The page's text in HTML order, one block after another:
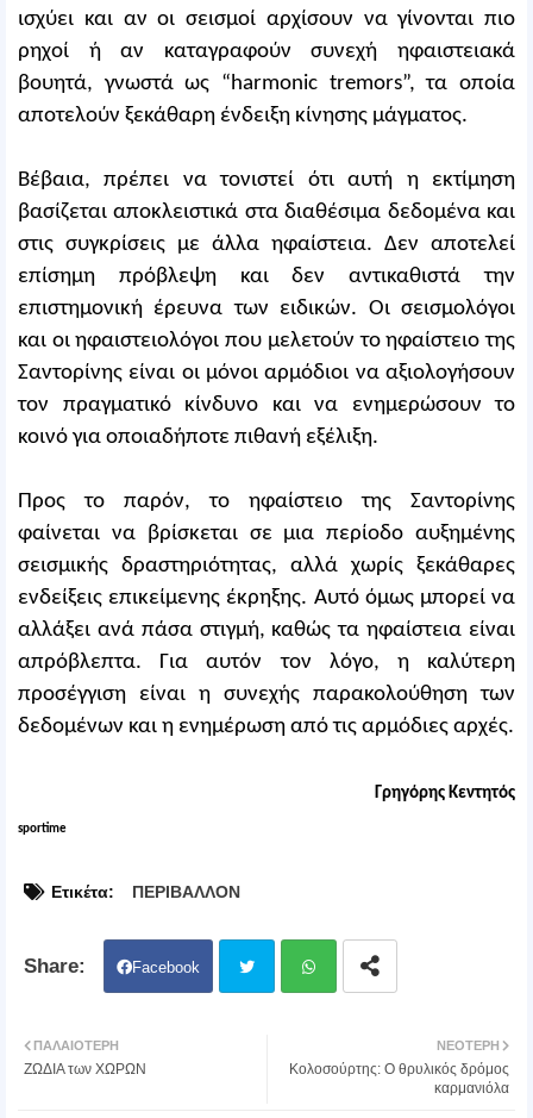
ισχύει και αν οι σεισμοί αρχίσουν να γίνονται πιο
ρηχοί ή αν καταγραφούν συνεχή ηφαιστειακά
βουητά, γνωστά ως “harmonic tremors”, τα οποία
αποτελούν ξεκάθαρη ένδειξη κίνησης μάγματος.
Βέβαια, πρέπει να τονιστεί ότι αυτή η εκτίμηση
βασίζεται αποκλειστικά στα διαθέσιμα δεδομένα και
στις συγκρίσεις με άλλα ηφαίστεια. Δεν αποτελεί
επίσημη πρόβλεψη και δεν αντικαθιστά την
επιστημονική έρευνα των ειδικών. Οι σεισμολόγοι
και οι ηφαιστειολόγοι που μελετούν το ηφαίστειο της
Σαντορίνης είναι οι μόνοι αρμόδιοι να αξιολογήσουν
τον πραγματικό κίνδυνο και να ενημερώσουν το
κοινό για οποιαδήποτε πιθανή εξέλιξη.
Προς το παρόν, το ηφαίστειο της Σαντορίνης
φαίνεται να βρίσκεται σε μια περίοδο αυξημένης
σεισμικής δραστηριότητας, αλλά χωρίς ξεκάθαρες
ενδείξεις επικείμενης έκρηξης. Αυτό όμως μπορεί να
αλλάξει ανά πάσα στιγμή, καθώς τα ηφαίστεια είναι
απρόβλεπτα. Για αυτόν τον λόγο, η καλύτερη
προσέγγιση είναι η συνεχής παρακολούθηση των
δεδομένων και η ενημέρωση από τις αρμόδιες αρχές.
Γρηγόρης Κεντητός
sportime
Ετικέτα: ΠΕΡΙΒΑΛΛΟΝ
Facebook
atsa
ΝΕΌΤΕΡΗ
Κολοσούρτης: O θρυλικός δρόμος
καρμανιόλα
ΠΑΛΑΙΌΤΕΡΗ
ΖΩΔΙΑ των ΧΩΡΩΝ